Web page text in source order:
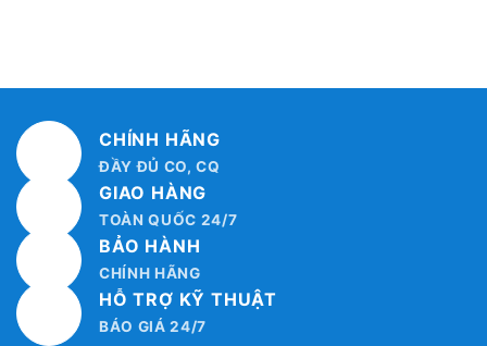
CHÍNH HÃNG
ĐẦY ĐỦ CO, CQ
GIAO HÀNG
TOÀN QUỐC 24/7
BẢO HÀNH
CHÍNH HÃNG
HỖ TRỢ KỸ THUẬT
BÁO GIÁ 24/7